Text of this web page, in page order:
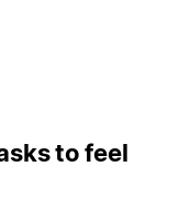
to feel